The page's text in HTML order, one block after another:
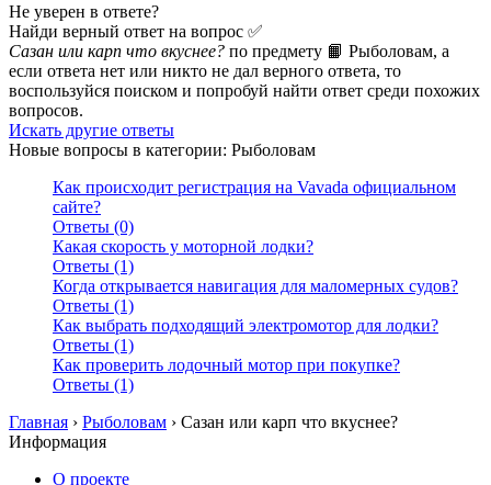
Не уверен в ответе?
Найди верный ответ на вопрос ✅
Сазан или карп что вкуснее? по предмету 📙 Рыболовам, а
если ответа нет или никто не дал верного ответа, то
воспользуйся поиском и попробуй найти ответ среди похожих
вопросов.
Искать другие ответы
Новые вопросы в категории: Рыболовам
Как происходит регистрация на Vavada официальном
сайте?
Ответы (0)
Какая скорость у моторной лодки?
Ответы (1)
Когда открывается навигация для маломерных судов?
Ответы (1)
Как выбрать подходящий электромотор для лодки?
Ответы (1)
Как проверить лодочный мотор при покупке?
Ответы (1)
Главная › Рыболовам › Сазан или карп что вкуснее?
Информация
О проекте